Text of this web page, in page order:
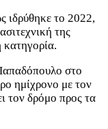
ιδρύθηκε το 2022,
της
στο
ημίχρονο με τον
τον δρόμο προς τα